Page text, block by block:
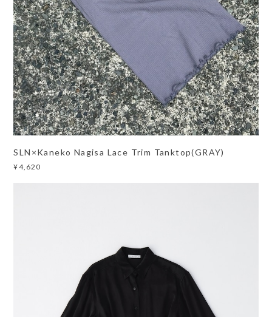
SLN×Kaneko Nagisa Lace Trim Tanktop(GRAY)
¥4,620